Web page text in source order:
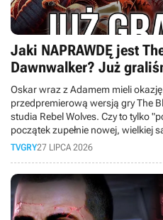
Jaki NAPRAWDĘ jest
Dawnwalker? Już
Oskar wraz z Adamem mieli
przedpremierową wersją gry The
studia Rebel Wolves. Czy to tylko
początek zupełnie nowej, wielkiej
wspólnego ma Bezimienny z
TVGRY27 LIPCA 2026